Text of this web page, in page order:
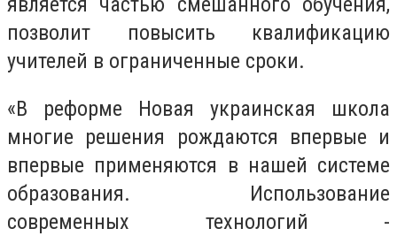
позволит повысить квалификацию
учителей в ограниченные сроки.
«В реформе Новая украинская школа
многие решения рождаются впервые и
впервые применяются в нашей системе
образования. Использование
современных технологий -